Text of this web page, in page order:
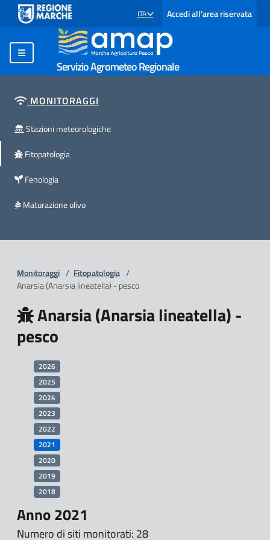
SELEZIONE LINGUA: LINGUA SELEZIONATA
ITA Accedi all'area riservata
Servizio Agrometeo Regionale
MONITORAGGI
Stazioni meteorologiche
Fitopatologia
Fenologia
Maturazione olivo
Monitoraggi / Fitopatologia /
Anarsia (Anarsia lineatella) - pesco
Anarsia (Anarsia lineatella) -
pesco
2026
2025
2024
2023
2022
2021
2020
2019
2018
Anno 2021
Numero di siti monitorati: 28